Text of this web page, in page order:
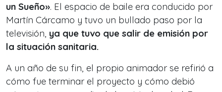
un Sueño». El espacio de baile era conducido por
Martín Cárcamo y tuvo un bullado paso por la
televisión, ya que tuvo que salir de emisión por
la situación sanitaria.
A un año de su fin, el propio animador se refirió a
cómo fue terminar el proyecto y cómo debió